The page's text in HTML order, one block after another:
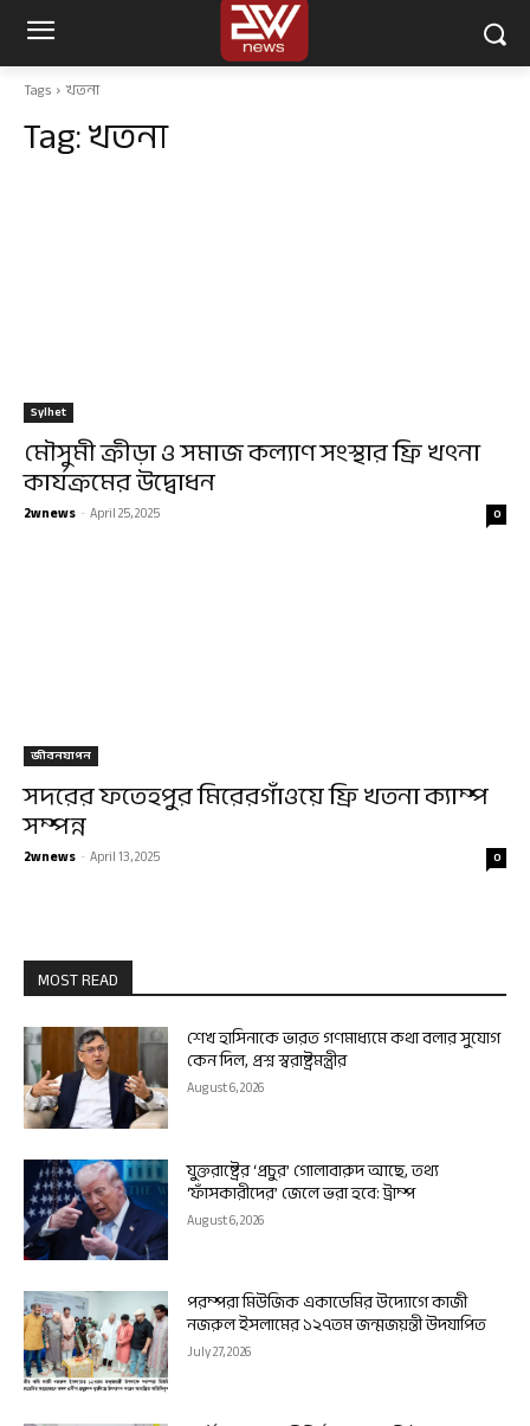
Tags খতনা
Tag:খতনা
Sylhet
মৌসুমী ক্রীড়া ও সমাজ কল্যাণ সংস্থার ফ্রি খৎনা
কার্যক্রমের উদ্বোধন
2wnews -April 25, 2025 0
জীবনযাপন
সদরের ফতেহপুর মিরেরগাঁওয়ে ফ্রি খতনা ক্যাম্প
সম্পন্ন
2wnews -April 13, 2025 0
MOST READ
শেখ হাসিনাকে ভারত গণমাধ্যমে কথা বলার সুযোগ
কেন দিল, প্রশ্ন স্বরাষ্ট্রমন্ত্রীর
August 6, 2026
যুক্তরাষ্ট্রের ‘প্রচুর’ গোলাবারুদ আছে, তথ্য
‘ফাঁসকারীদের’ জেলে ভরা হবে: ট্রাম্প
August 6, 2026
পরম্পরা মিউজিক একাডেমির উদ্যোগে কাজী
নজরুল ইসলামের ১২৭তম জন্মজয়ন্তী উদযাপিত
July 27, 2026